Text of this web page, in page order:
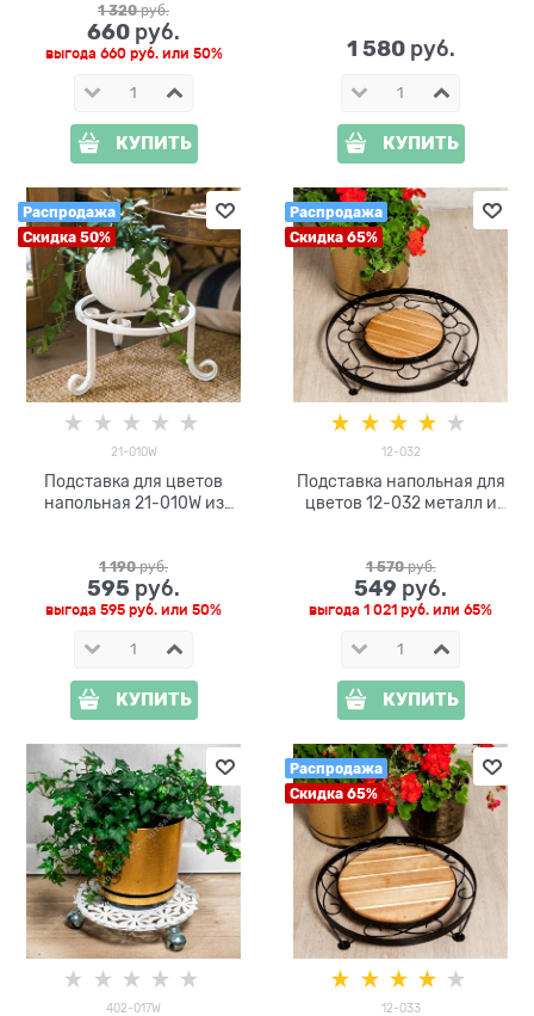
1 320 руб.
660 руб.
выгода 660 руб.или 50%
КУПИТЬ
1 580 руб.
КУПИТЬ
Распродажа
Скидка 50%
21-010W
Подставка для цветов
напольная 21-010W из
1 190 руб.
595 руб.
выгода 595 руб. или 50%
КУПИТЬ
Распродажа
Скидка 65%
12-032
Подставка напольная для
цветов 12-032 металл и
1 570 руб.
549 руб.
выгода 1 021 руб. или 65%
КУПИТЬ
402-017W
Распродажа
Скидка 65%
12-033